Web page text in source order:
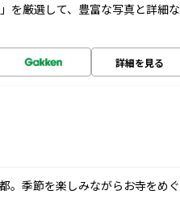
を厳選して、豊富な写真と詳細な
詳細を見る
。季節を楽しみながらお寺をめぐ